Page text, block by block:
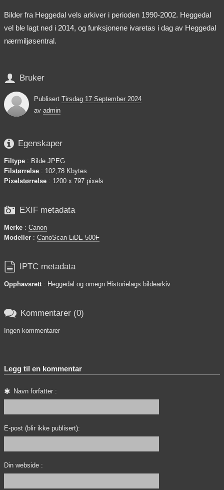
Bilder fra Heggedal vels arkiver i perioden 1990-2002. Heggedal
vel ble lagt ned i 2014, og funksjonene ivaretas i dag av Heggedal
nærmiljøsentral.
 Bruker
Publisert Tirsdag 17 September 2024
av admin
 Egenskaper
Filtype : Bilde JPEG
Filstørrelse : 102,78 Kbytes
Pixelstørrelse : 1200 x 797 pixels
 EXIF metadata
Merke : Canon
Modeller : CanoScan LiDE 500F
 IPTC metadata
Opphavsrett : Heggedal og omegn Historielags bildearkiv
 Kommentarer (0)
Ingen kommentarer
Legg til en kommentar
Navn forfatter :
E-post (blir ikke publisert):
Din webside :